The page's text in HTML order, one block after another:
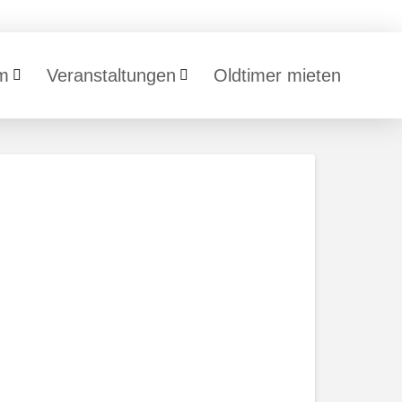
Veranstaltungen Oldtimer mieten